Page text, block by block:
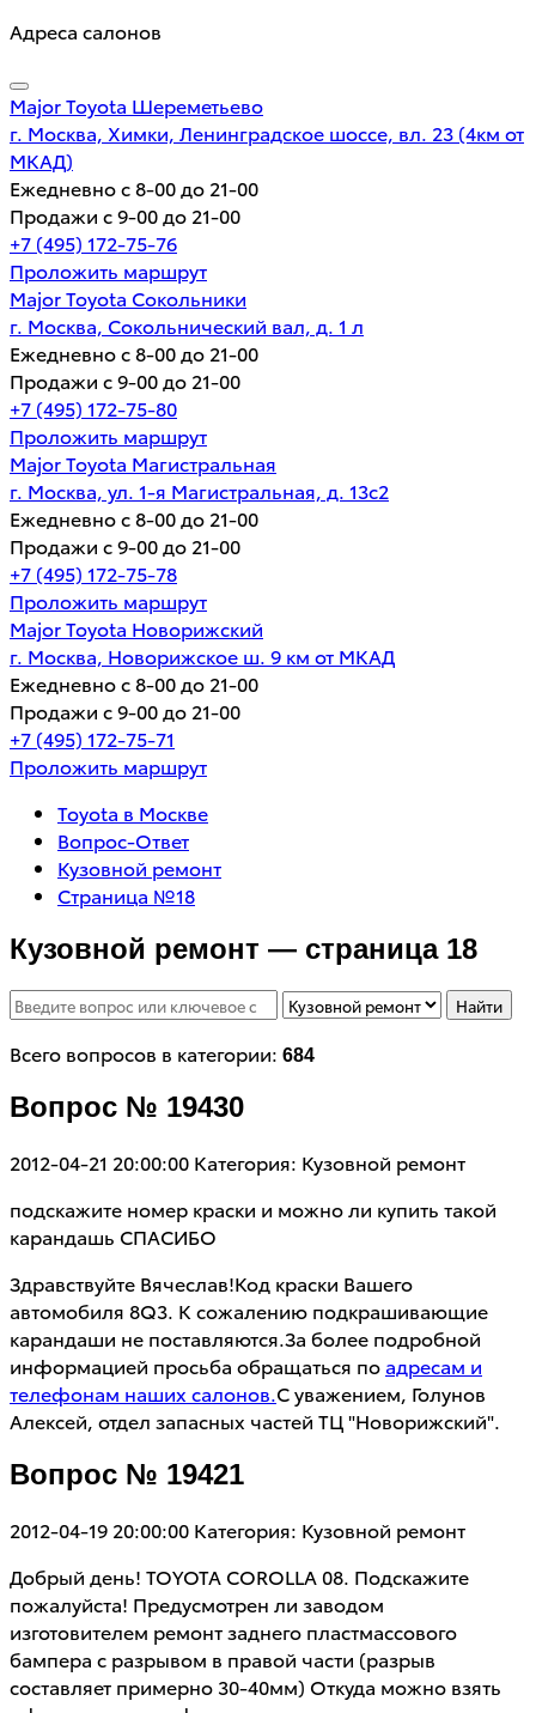
Адреса салонов
Major Toyota Шереметьево
г. Москва, Химки, Ленинградское шоссе, вл. 23 (4км от
МКАД)
Ежедневно с 8-00 до 21-00
Продажи с 9-00 до 21-00
+7 (495) 172-75-76
Проложить маршрут
Major Toyota Сокольники
г. Москва, Сокольнический вал, д. 1 л
Ежедневно с 8-00 до 21-00
Продажи с 9-00 до 21-00
+7 (495) 172-75-80
Проложить маршрут
Major Toyota Магистральная
г. Москва, ул. 1-я Магистральная, д. 13с2
Ежедневно с 8-00 до 21-00
Продажи с 9-00 до 21-00
+7 (495) 172-75-78
Проложить маршрут
Major Toyota Новорижский
г. Москва, Новорижское ш. 9 км от МКАД
Ежедневно с 8-00 до 21-00
Продажи с 9-00 до 21-00
+7 (495) 172-75-71
Проложить маршрут
Toyota в Москве
Вопрос-Ответ
Кузовной ремонт
Страница №18
Кузовной ремонт — страница 18
Найти
Всего вопросов в категории: 684
Вопрос № 19430
2012-04-21 20:00:00 Категория: Кузовной ремонт
подскажите номер краски и можно ли купить такой
карандашь СПАСИБО
Здравствуйте Вячеслав!Код краски Вашего
автомобиля 8Q3. К сожалению подкрашивающие
карандаши не поставляются.За более подробной
информацией просьба обращаться по адресам и
телефонам наших салонов.С уважением, Голунов
Алексей, отдел запасных частей ТЦ "Новорижский".
Вопрос № 19421
2012-04-19 20:00:00 Категория: Кузовной ремонт
Добрый день! TOYOTA COROLLA 08. Подскажите
пожалуйста! Предусмотрен ли заводом
изготовителем ремонт заднего пластмассового
бампера с разрывом в правой части (разрыв
составляет примерно 30-40мм) Откуда можно взять